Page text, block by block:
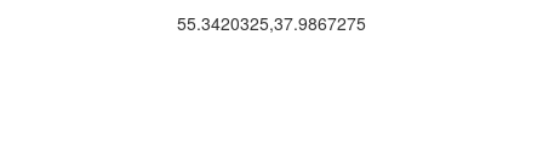
55.3420325,37.9867275